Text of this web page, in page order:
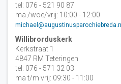
tel: 076 - 521 90 87
ma /woe/vrij: 10:00 - 12:00
michael@augustinusparochiebreda.nl
Willibrorduskerk
Kerkstraat 1
4847 RM Teteringen
tel: 076 - 571 32 03
ma t/m vrij: 09:30 - 11:00